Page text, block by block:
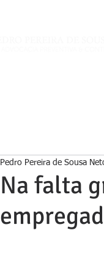
Na falta
Pedro Pereira de Sousa